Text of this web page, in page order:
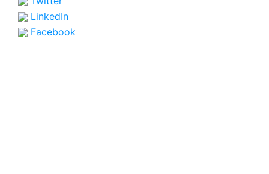
LinkedIn
Facebook